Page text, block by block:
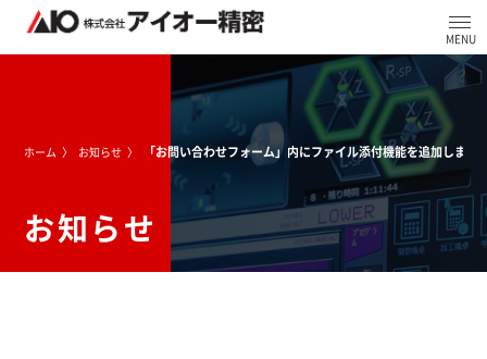
ホーム お知らせ 「お問い合わせフォーム」内にファイル添付機能を追加しまし
お知らせ